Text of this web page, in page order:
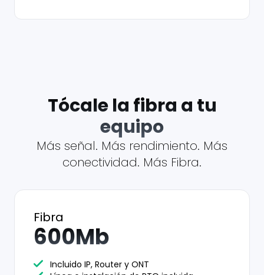
Tócale la fibra a tu
equipo
Más señal. Más rendimiento. Más
conectividad. Más Fibra.
Fibra
600Mb
Incluido IP, Router y ONT